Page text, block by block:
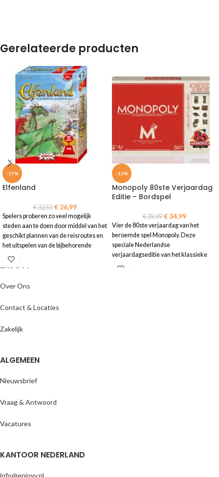
Gerelateerde producten
-17%
Elfenland
€32,50 €26,99
Spelers proberen zo veel mogelijk
steden aan te doen door middel van het
geschikt plannen van de reisroutes en
het uitspelen van de bijbehorende
reiskaart.
Levertijd:
-13%
Monopoly 80ste Verjaardag
Editie – Bordspel
€39,99 €34,99
Vier de 80ste verjaardag van het
beroemde spel Monopoly. Deze
speciale Nederlandse
verjaardagseditie van het klassieke
handelsspel.
ENJOYY
Over Ons
Contact & Locaties
Zakelijk
ALGEMEEN
Nieuwsbrief
Vraag & Antwoord
Vacatures
KANTOOR NEDERLAND
info@enjoyy.nl